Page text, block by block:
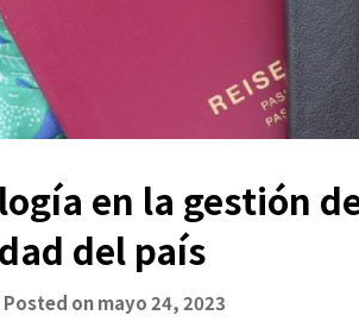
en la gestión
del país
Posted onmayo 24, 2023